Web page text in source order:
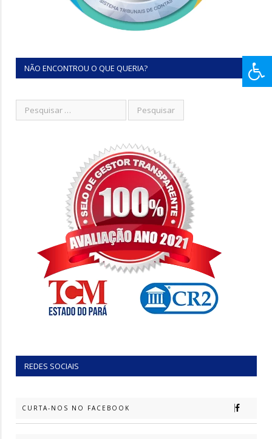
NÃO ENCONTROU O QUE QUERIA?
REDES SOCIAIS
CURTA-NOS NO FACEBOOK